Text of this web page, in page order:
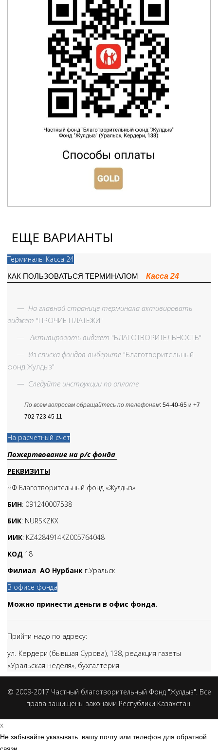
ЕЩЕ ВАРИАНТЫ
Терминалы Касса 24
КАК ПОЛЬЗОВАТЬСЯ ТЕРМИНАЛОМ Касса 24
— На главной странице терминала активировать
виджет "ПРОЧИЕ ПЛАТЕЖИ"
— Активировать виджет "БЛАГОТВОРИТЕЛЬНОСТЬ"
— Из списка фондов выберите "Благотворительный
фонд Жулдыз"
— Следуйте инструкции по оплате
По всем вопросам обращайтесь по телефонам: 54-40-65 и +7
702 723 45 11
На расчетный счет
Пожертвование на р/с фонда
РЕКВИЗИТЫ
ЧФ Благотворительный фонд «Жулдыз»
БИН: 091240007538
БИК: NURSKZKX
ИИК: KZ4284914KZ005764048
КОД 18
Филиал АО Нурбанк г.Уральск
В офисе фонда
Можно принести деньги в офис фонда.
Прийти надо по адресу:
ул. Кердери (бывшая Сурова), 138, редакция газеты
«Уральская неделя», бухгалтерия
© 2009-2017 Частный благотворительный Фонд "Жулдыз". Все
права защищены законами Республики Казахстан.
x
Не забывайте указывать вашу почту или телефон для обратной